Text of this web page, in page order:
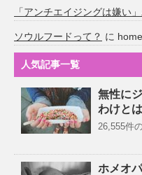
「アンチエイジングは嫌い
ソウルフードって？ に
人気記事一覧
無性に
わけと
26,555件
ホメオ